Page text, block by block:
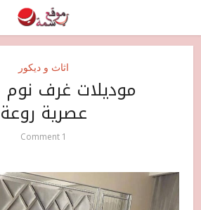
اثاث و ديكور
موديلات غرف نوم
عصرية روعة
1 Comment